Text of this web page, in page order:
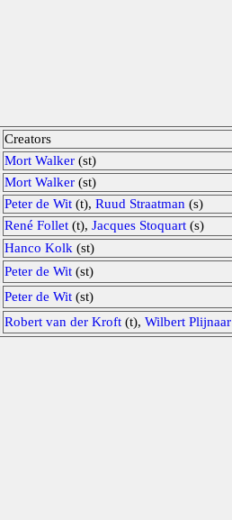
Creators
Mort Walker (st)
Mort Walker (st)
Peter de Wit (t), Ruud Straatman (s)
René Follet (t), Jacques Stoquart (s)
Hanco Kolk (st)
Peter de Wit (st)
Peter de Wit (st)
Robert van der Kroft (t), Wilbert Plijnaar